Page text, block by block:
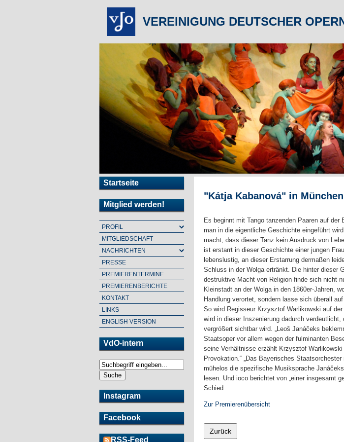
VEREINIGUNG DEUTSCHER
"Kátja Kabanová" in München
Es beginnt mit Tango tanzenden Paaren auf der
man in die eigentliche Geschichte eingeführt
macht, dass dieser Tanz kein Ausdruck von
ist erstarrt in dieser Geschichte einer jungen
lebenslustig, an dieser Erstarrung dermaßen
Schluss in der Wolga ertränkt. Die hinter dieser
destruktive Macht von Religion finde sich nicht
Kleinstadt an der Wolga in den 1860er-Jahren,
Handlung verortet, sondern lasse sich überall
So wird Regisseur Krzysztof Warlikowski auf
wird in dieser Inszenierung dadurch
vergrößert sichtbar wird. „Leoš Janáčeks
Staatsoper vor allem wegen der fulminanten
seine Verhältnisse erzählt Krzysztof
Provokation.“ „Das Bayerisches
mühelos die spezifische Musiksprache
lesen. Und ioco berichtet von „einer insgesamt
Schied
Zur Premierenübersicht
Startseite
Mitglied werden!
PROFIL
MITGLIEDSCHAFT
NACHRICHTEN
PRESSE
PREMIERENTERMINE
PREMIERENBERICHTE
KONTAKT
LINKS
ENGLISH VERSION
VdO-intern
S
h
o
r
S
u
e
Instagram
Facebook
RSS-Feed